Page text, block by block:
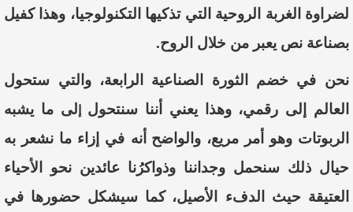
لضراوة الغربة الروحية التي تذكيها التكنولوجيا، وهذا كفيل
بصناعة نص يعبر من خلال الروح.
نحنفي خضم الثورة الصناعية الرابعة، والتي ستحول
العالم
إلى رقمي، وهذا يعني أننا سنتحول لى ما يشبه
الربوتات وهو أمر مريع، والواضح أنهفي إزاء ما نشعر به
حيال ذلك سنحمل وجدانناوذواكرنا عائدين نحو
الأحياء
العتيقة حيث الدفء الأصيل، كما سيشكل حضورها في